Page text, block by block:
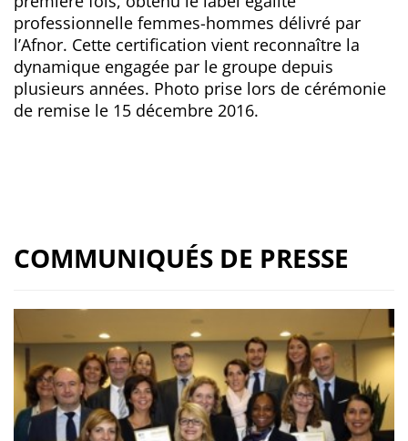
professionnelle femmes-hommes délivré par
l’Afnor. Cette certification vient reconnaître la
dynamique engagée par le groupe depuis
plusieurs années. Photo prise lors de cérémonie
de remise le 15 décembre 2016.
COMMUNIQUÉS DE PRESSE